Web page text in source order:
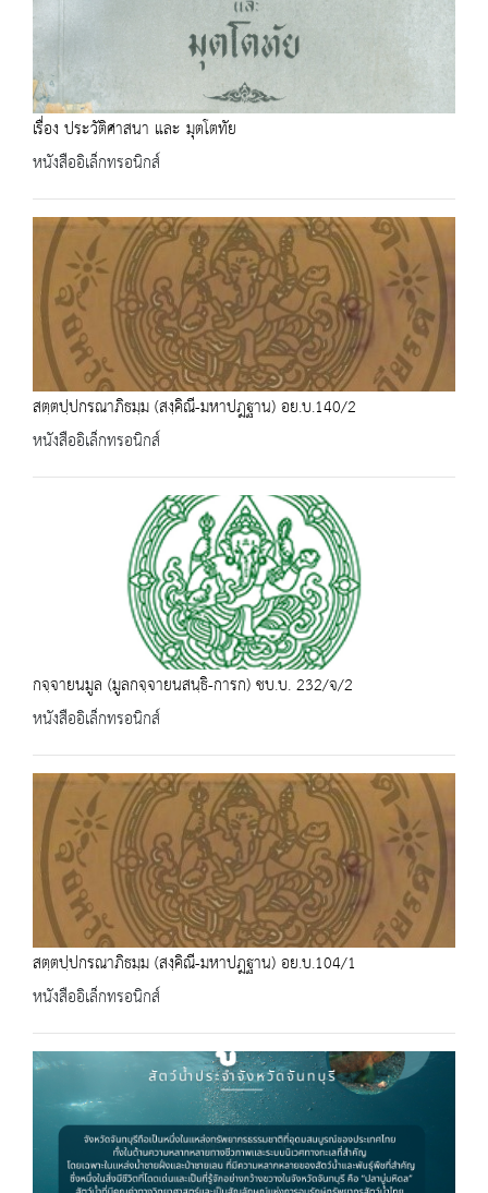
เรื่อง ประวัติศาสนา และ มุตโตทัย
หนังสืออิเล็กทรอนิกส์
สตฺตปฺปกรณาภิธมฺม (สงฺคิณี-มหาปฎฐาน) อย.บ.140/2
หนังสืออิเล็กทรอนิกส์
กจฺจายนมูล (มูลกจฺจายนสนฺธิ-การก) ชบ.บ. 232/จ/2
หนังสืออิเล็กทรอนิกส์
สตฺตปฺปกรณาภิธมฺม (สงฺคิณี-มหาปฎฐาน) อย.บ.104/1
หนังสืออิเล็กทรอนิกส์